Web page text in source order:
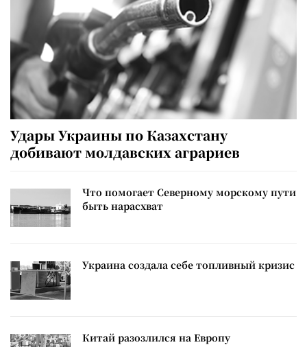
Удары Украины по Казахстану
добивают молдавских аграриев
Что помогает Северному морскому пути
быть нарасхват
Украина создала себе топливный кризис
Китай разозлился на Европу